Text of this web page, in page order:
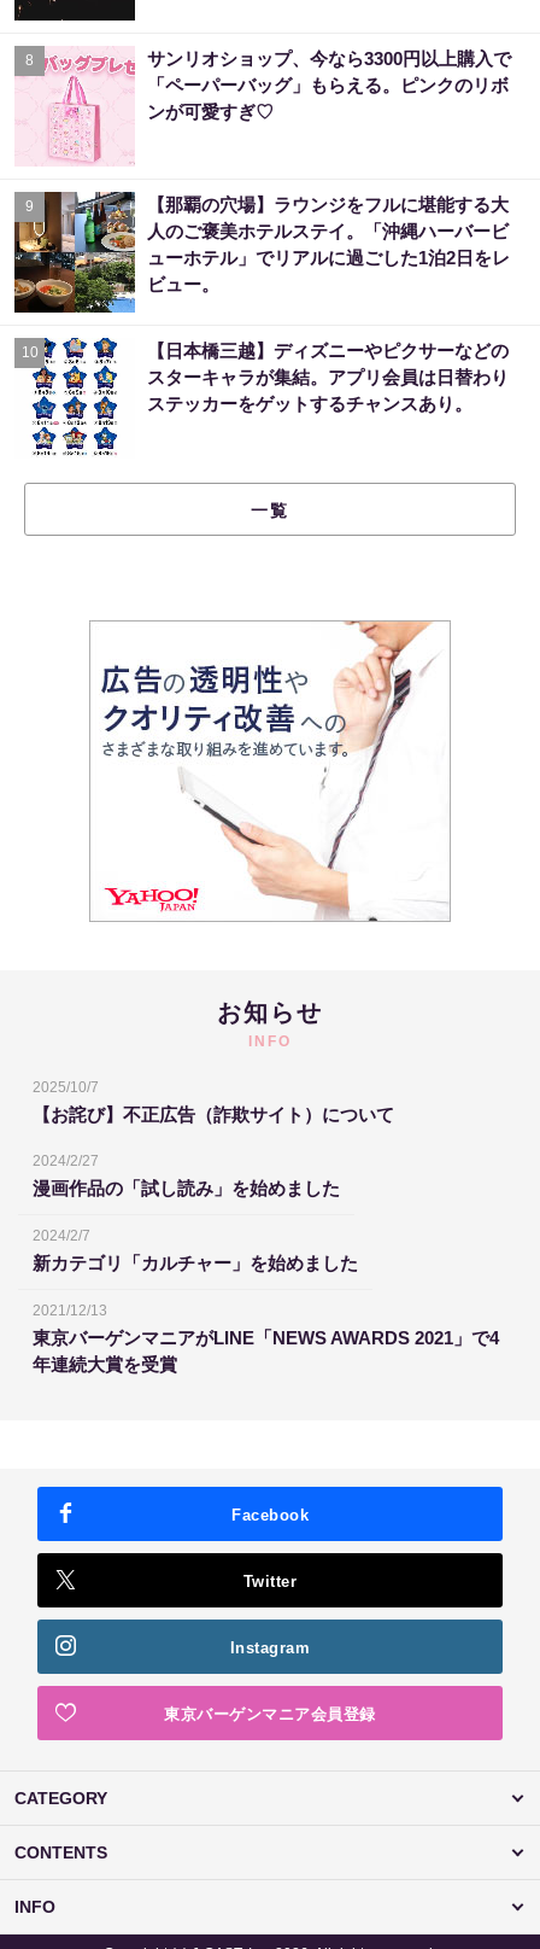
8
サンリオショップ、今なら3300円以上購入で
「ペーパーバッグ」もらえる。ピンクのリボ
ンが可愛すぎ♡
9
【那覇の穴場】ラウンジをフルに堪能する大
人のご褒美ホテルステイ。「沖縄ハーバービ
ューホテル」でリアルに過ごした1泊2日をレ
ビュー。
10
【日本橋三越】ディズニーやピクサーなどの
スターキャラが集結。アプリ会員は日替わり
ステッカーをゲットするチャンスあり。
一覧
お知らせ
INFO
2025/10/7
【お詫び】不正広告（詐欺サイト）について
2024/2/27
漫画作品の「試し読み」を始めました
2024/2/7
新カテゴリ「カルチャー」を始めました
2021/12/13
東京バーゲンマニアがLINE「NEWS AWARDS 2021」で4
年連続大賞を受賞
Facebook
Twitter
Instagram
東京バーゲンマニア会員登録
CATEGORY
CONTENTS
INFO